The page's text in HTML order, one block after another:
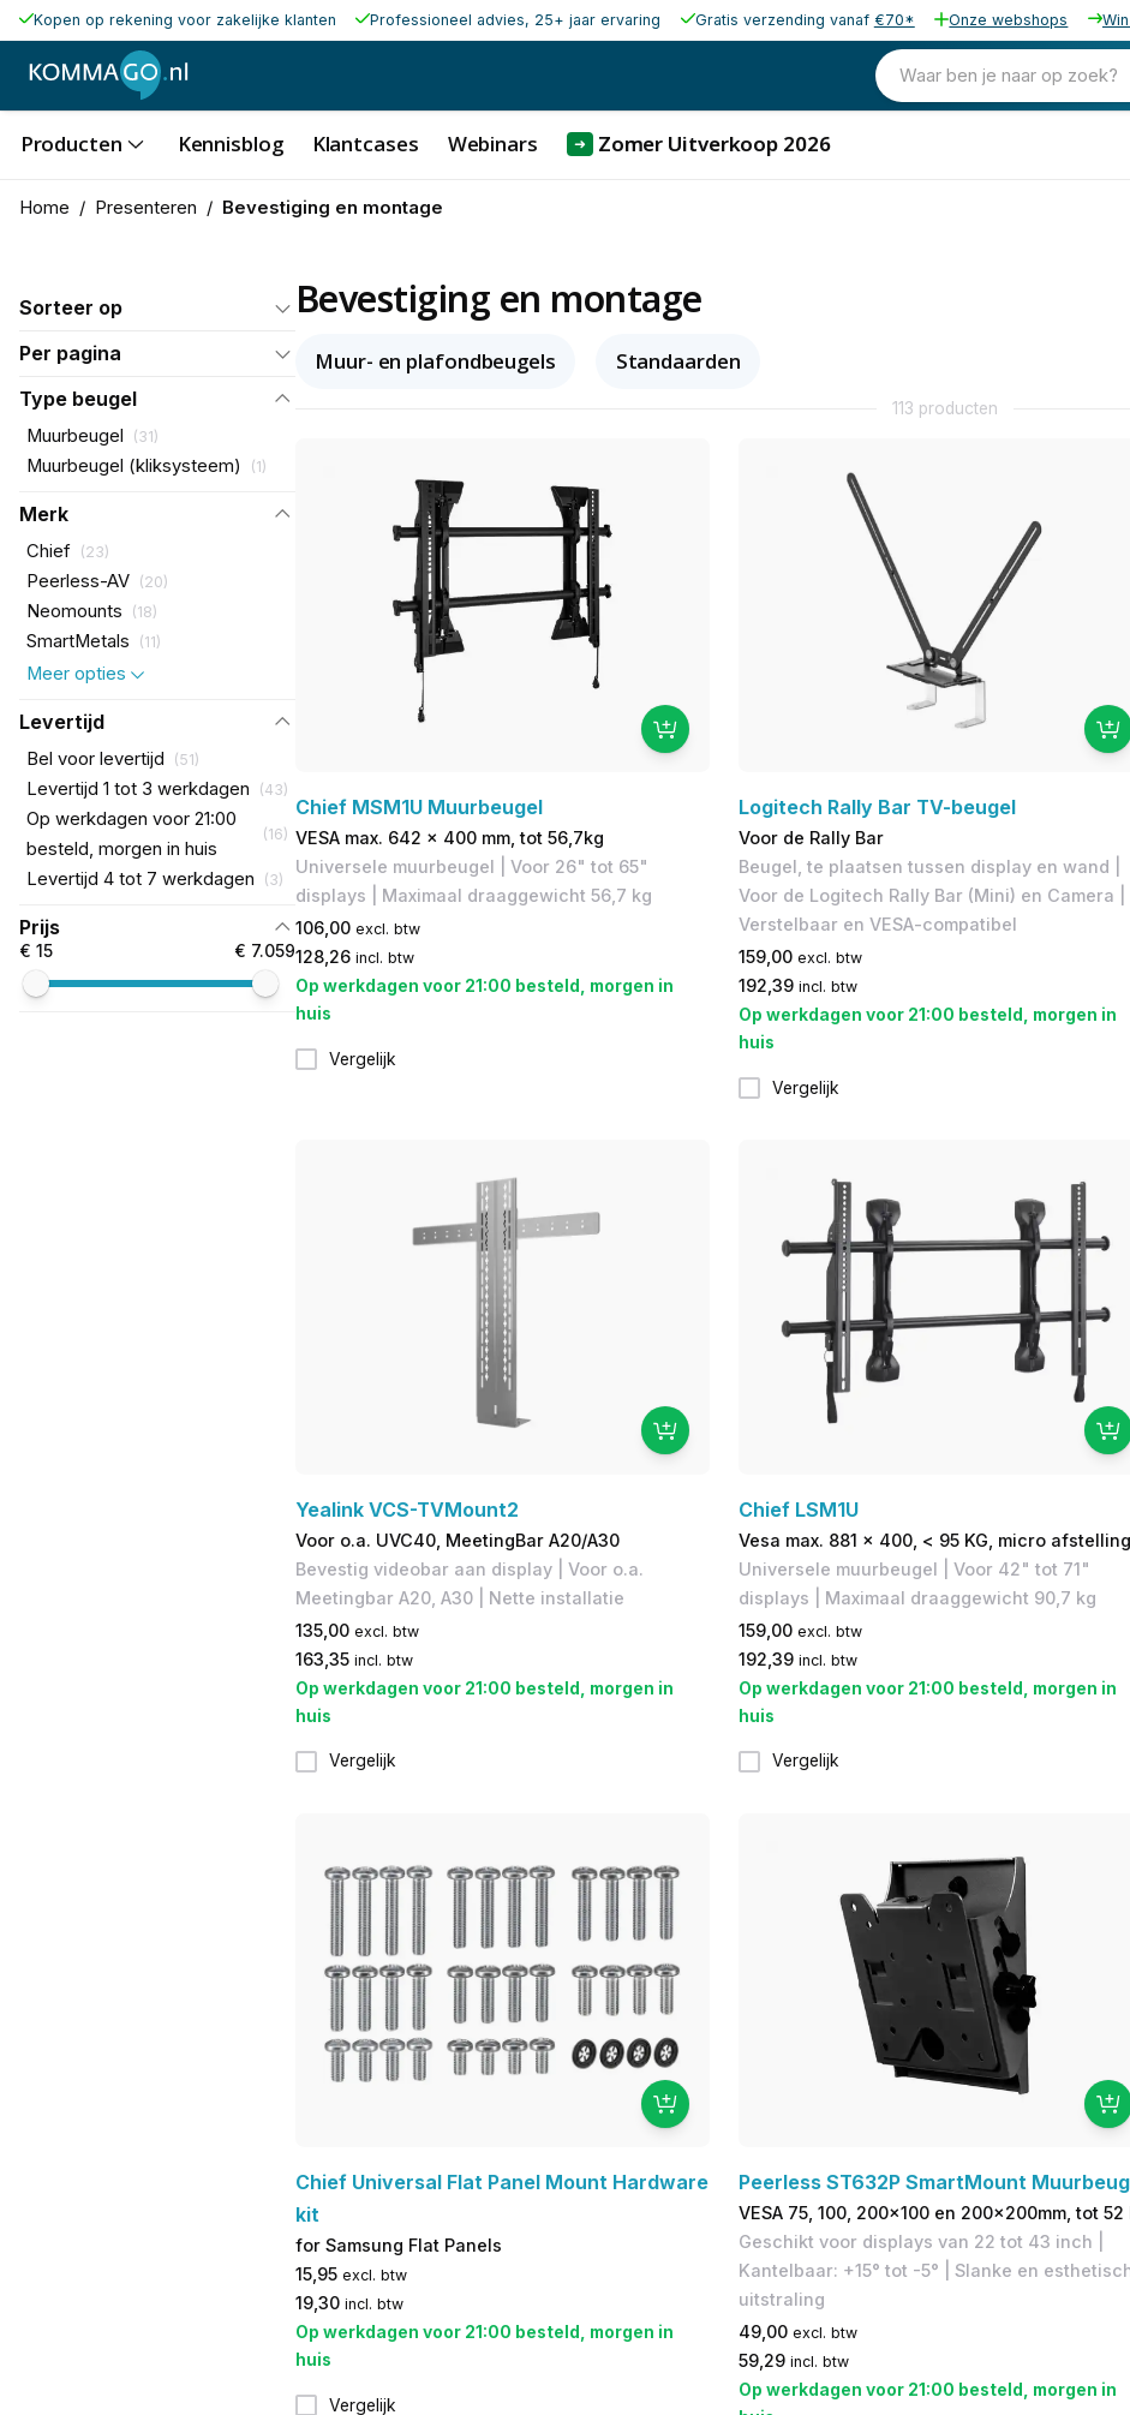
Kopen op rekening voor zakelijke klanten Professioneel advies, 25+ jaar ervaring Gratis verzending vanaf €70* Onze webshops
Waar ben je naar op zoek?
Producten Kennisblog Klantcases Webinars ➜ Zomer Uitverkoop 2026
Home / Presenteren / Bevestiging en montage
Sorteer op
Per pagina
Type beugel
Muurbeugel (31)
Muurbeugel (kliksysteem) (1)
Merk
Chief (23)
Peerless-AV (20)
Neomounts (18)
SmartMetals (11)
Meer opties
Levertijd
Bel voor levertijd (51)
Levertijd 1 tot 3 werkdagen (43)
Op werkdagen voor 21:00
besteld, morgen in huis
(16)
Levertijd 4 tot 7 werkdagen (3)
Prijs
€ 15 € 7.059
Bevestiging en montage
Muur- en plafondbeugels Standaarden
113 producten
Chief MSM1U Muurbeugel
VESA max. 642 x 400 mm, tot 56,7kg
Universele muurbeugel | Voor 26" tot 65"
displays | Maximaal draaggewicht 56,7 kg
106,00 excl. btw
128,26 incl. btw
Op werkdagen voor 21:00 besteld, morgen in
huis
Vergelijk
Logitech Rally Bar TV-beugel
Voor de Rally Bar
Beugel, te plaatsen tussen display en wand |
Voor de Logitech Rally Bar (Mini) en Camera |
Verstelbaar en VESA-compatibel
159,00 excl. btw
192,39 incl. btw
Op werkdagen voor 21:00 besteld, morgen in
huis
Vergelijk
Yealink VCS-TVMount2
Voor o.a. UVC40, MeetingBar A20/A30
Bevestig videobar aan display | Voor o.a.
Meetingbar A20, A30 | Nette installatie
135,00 excl. btw
163,35 incl. btw
Op werkdagen voor 21:00 besteld, morgen in
huis
Vergelijk
Chief LSM1U
Vesa max. 881 x 400, < 95 KG, micro afstelling
Universele muurbeugel | Voor 42" tot 71"
displays | Maximaal draaggewicht 90,7 kg
159,00 excl. btw
192,39 incl. btw
Op werkdagen voor 21:00 besteld, morgen in
huis
Vergelijk
Chief Universal Flat Panel Mount Hardware
kit
for Samsung Flat Panels
15,95 excl. btw
19,30 incl. btw
Op werkdagen voor 21:00 besteld, morgen in
huis
Vergelijk
Peerless ST632P SmartMount
VESA 75, 100, 200x100 en 200x200mm, tot 52
Geschikt voor displays van 22 tot 43 inch |
Kantelbaar: +15° tot -5° | Slanke en
uitstraling
49,00 excl. btw
59,29 incl. btw
Op werkdagen voor 21:00 besteld, morgen in